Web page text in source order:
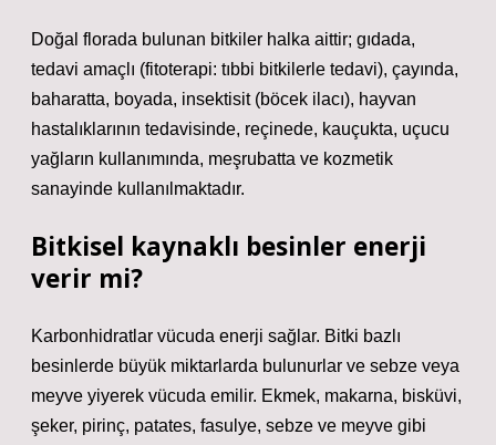
Doğal florada bulunan bitkiler halka aittir; gıdada,
tedavi amaçlı (fitoterapi: tıbbi bitkilerle tedavi), çayında,
baharatta, boyada, insektisit (böcek ilacı), hayvan
hastalıklarının tedavisinde, reçinede, kauçukta, uçucu
yağların kullanımında, meşrubatta ve kozmetik
sanayinde kullanılmaktadır.
Bitkisel kaynaklı besinler enerji
verir mi?
Karbonhidratlar vücuda enerji sağlar. Bitki bazlı
besinlerde büyük miktarlarda bulunurlar ve sebze veya
meyve yiyerek vücuda emilir. Ekmek, makarna, bisküvi,
şeker, pirinç, patates, fasulye, sebze ve meyve gibi